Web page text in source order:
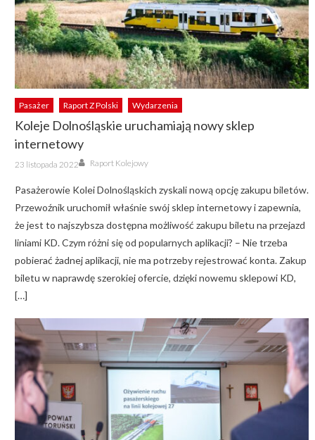
Pasażer Raport Z Polski Wydarzenia
Koleje Dolnośląskie uruchamiają nowy sklep
internetowy
Posted
on
23 listopada 2022 Author
Raport Kolejowy
Pasażerowie Kolei Dolnośląskich zyskali nową opcję zakupu biletów.
Przewoźnik uruchomił właśnie swój sklep internetowy i zapewnia,
że jest to najszybsza dostępna możliwość zakupu biletu na przejazd
liniami KD. Czym różni się od popularnych aplikacji? – Nie trzeba
pobierać żadnej aplikacji, nie ma potrzeby rejestrować konta. Zakup
biletu w naprawdę szerokiej ofercie, dzięki nowemu sklepowi KD,
[…]